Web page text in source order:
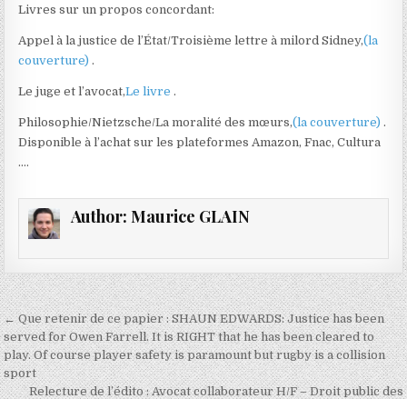
Livres sur un propos concordant:
Appel à la justice de l’État/Troisième lettre à milord Sidney,(la
couverture) .
Le juge et l’avocat,Le livre .
Philosophie/Nietzsche/La moralité des mœurs,(la couverture) .
Disponible à l’achat sur les plateformes Amazon, Fnac, Cultura
….
Author: Maurice GLAIN
Navigation
de
l’article
← Que retenir de ce papier : SHAUN EDWARDS: Justice has been
served for Owen Farrell. It is RIGHT that he has been cleared to
play. Of course player safety is paramount but rugby is a collision
sport
Relecture de l’édito : Avocat collaborateur H/F – Droit public des